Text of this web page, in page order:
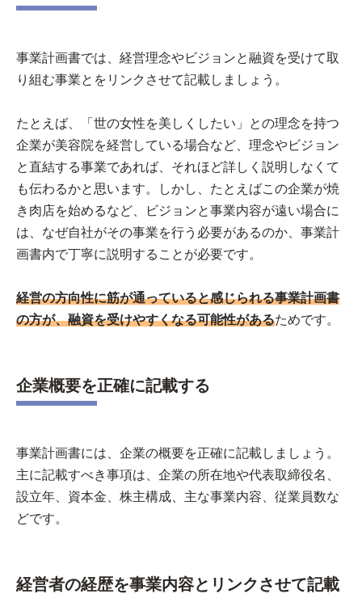
事業計画書では、経営理念やビジョンと融資を受けて取
り組む事業とをリンクさせて記載しましょう。
たとえば、「世の女性を美しくしたい」との理念を持つ
企業が美容院を経営している場合など、理念やビジョン
と直結する事業であれば、それほど詳しく説明しなくて
も伝わるかと思います。しかし、たとえばこの企業が焼
き肉店を始めるなど、ビジョンと事業内容が遠い場合に
は、なぜ自社がその事業を行う必要があるのか、事業計
画書内で丁寧に説明することが必要です。
経営の方向性に筋が通っていると感じられる事業計画書
の方が、融資を受けやすくなる可能性があるためです。
企業概要を正確に記載する
事業計画書には、企業の概要を正確に記載しましょう。
主に記載すべき事項は、企業の所在地や代表取締役名、
設立年、資本金、株主構成、主な事業内容、従業員数な
どです。
経営者の経歴を事業内容とリンクさせて記載